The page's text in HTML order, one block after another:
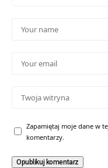
Zapamiętaj moje dane w
komentarzy.